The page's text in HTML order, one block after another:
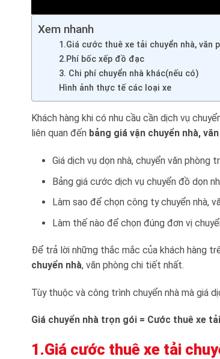
Xem nhanh
1.Giá cước thuê xe tải chuyển nhà, văn
2.Phí bốc xếp đồ đạc
3. Chi phí chuyển nhà khác(nếu có)
Hình ảnh thực tế các loại xe
Khách hàng khi có nhu cầu cần dịch vụ
liên quan đến bảng giá vận chuyển nhà,
Giá dịch vụ dọn nhà, chuyển văn phòng
Bảng giá cước dịch vụ chuyển đồ dọn
Làm sao để chọn công ty chuyển nhà,
Làm thế nào để chọn đúng đơn vị
Để trả lời những thắc mắc của khách hàng
chuyển nhà, văn phòng chi tiết nhất.
Tùy thuộc và công trình chuyển nhà mà giá
Giá chuyển nhà trọn gói = Cước thuê xe
1.Giá cước thuê xe tải